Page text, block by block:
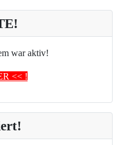
war aktiv!
<< !